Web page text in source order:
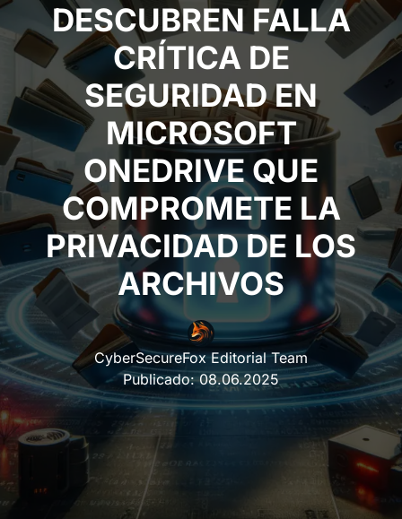
DESCUBREN FALLA
CRÍTICA DE
SEGURIDAD EN
MICROSOFT
ONEDRIVE QUE
COMPROMETE LA
PRIVACIDAD DE LOS
ARCHIVOS
CyberSecureFox Editorial Team
Publicado:08.06.2025